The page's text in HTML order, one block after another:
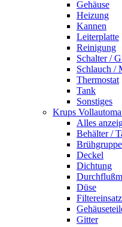
Gehäuse
Heizung
Kannen
Leiterplatte
Reinigung
Schalter /
Schlauch /
Thermostat
Tank
Sonstiges
Krups
Alles
Behälter /
Brühgruppe
Deckel
Dichtung
Düse
Filtereinsatz
Gitter